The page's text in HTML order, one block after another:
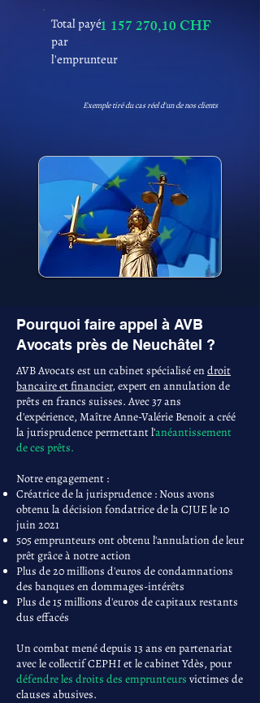
Total payé
par
l'emprunteur
1 157 270,10 CHF
Exemple tiré du cas réel d'un de nos clients
Pourquoi faire appel à AVB
Avocats près de Neuchâtel ?
AVB Avocats est un cabinet spécialisé endroit
bancaire et financier, expert en annulation de
prêts en francs suisses. Avec 37 ans
d'expérience, Maître Anne-Valérie Benoit a créé
la jurisprudence permettant l'anéantissement
de ces prêts.
Notre engagement :
Créatrice de la jurisprudence : Nous avons
obtenu la décision fondatrice de la CJUE le 10
juin 2021
505 emprunteurs ont obtenu l'annulation de leur
prêt grâce à notre action
Plus de 20 millions d'euros de condamnations
des banques en dommages-intérêts
Plus de 15 millions d'euros de capitaux restants
dus effacés
Un combat mené depuis 13 ans en partenariat
avec le collectif CEPHI et le cabinet Ydès, pour
défendre les droits des emprunteurs victimes de
clauses abusives.